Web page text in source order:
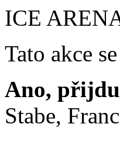
ICE
Tato akce
Ano, přijdu
Stabe,